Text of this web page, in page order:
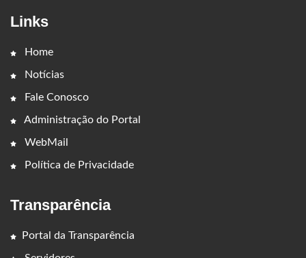
Links
Home
Notícias
Fale Conosco
Administração do Portal
WebMail
Política de Privacidade
Transparência
Portal da Transparência